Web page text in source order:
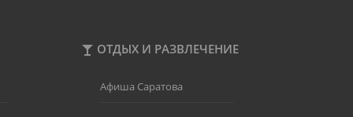
ОТДЫХ И РАЗВЛЕЧЕНИЕ
Афиша Саратова